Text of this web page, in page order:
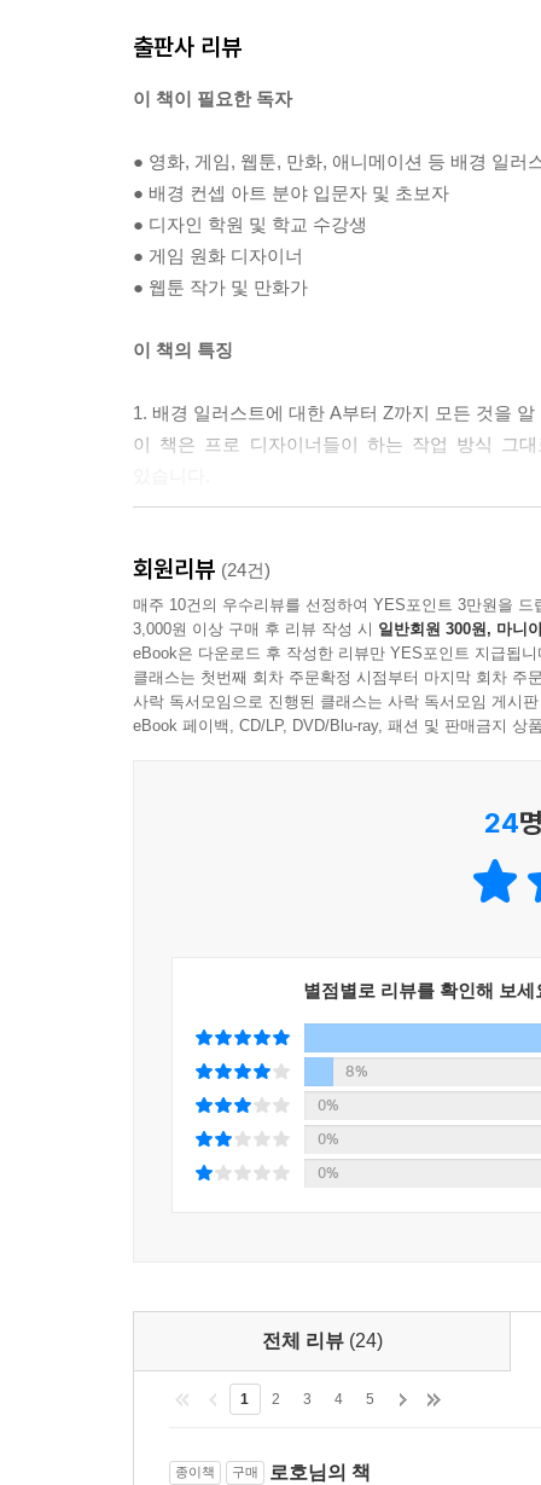
송 오브 더 월드 - 진화의 숲
STEP 02. 스케치
STEP 04. 완성
송 오브 더 월드 - 땅의 던전
STEP 01. 시안
STEP 02. 채색
STEP 04. 그 외 송 오브 더 월드의 컬러 시안과 최
재배 소년 - 겨울 온실
STEP 01. 시안
재배 소년 - 오브젝트 작업
STEP 01. 시안
STEP 02. 스케치
STEP 03. 채색
STEP 04. 완성
Part 7. 프로젝트 튜토리얼
마녀와 고양이가 보이는 온실
STEP 01. 흑백으로 섬네일 스케치 그리기
STEP 02. 스케치 선택과 팔레트
STEP 03. 초벌 채색
STEP 04. 디테일 채색
STEP 01. 흑백으로 섬네일 스케치 그리기
STEP 02. 섬네일 스케치의 디테일과 원근 정리
STEP 03. 팔레트와 초벌 채색
STEP 04. 디테일 채색
출판사 리뷰
이 책이 필요한 독자
● 영화, 게임, 웹툰, 만화, 애니메이션 등 배경 일러
● 배경 컨셉 아트 분야 입문자 및 초보자
● 디자인 학원 및 학교 수강생
● 게임 원화 디자이너
● 웹툰 작가 및 만화가
이 책의 특징
1. 배경 일러스트에 대한 A부터 Z까지 모든 것을
이 책은 프로 디자이너들이 하는 작업 방식 그
그림 그리는 과정만을 보여주는 여타의 책들과
구성하였습니다.
3. 초보자와 입문자 눈높이에 맞춘 친절하고 상세
하나의 주제를 설명하더라도 제대로 이해할 수
있도록 구성하였습니다.
회원리뷰 (24건)
매주 10건의 우수리뷰를 선정하여 YES포인트 3만원을 드
3,000원 이상 구매 후 리뷰 작성 시 일반회원 300원, 마니
eBook은 다운로드 후 작성한 리뷰만 YES포인트 지급됩니
클래스는 첫번째 회차 주문확정 시점부터 마지막 회차 주
사락 독서모임으로 진행된 클래스는 사락 독서모임 게시
eBook 페이백, CD/LP, DVD/Blu-ray, 패션 및 판매금지 상
24
별점별로 리뷰를 확인해 보세
8%
0%
0%
0%
전체 리뷰 (24)
1 2 3 4 5
종이책 구매 로호님의 책